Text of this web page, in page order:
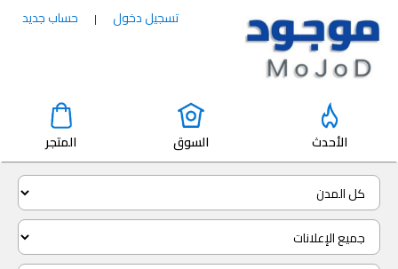
تسجيل دخول | حساب جديد
الأحدث السوق المتجر